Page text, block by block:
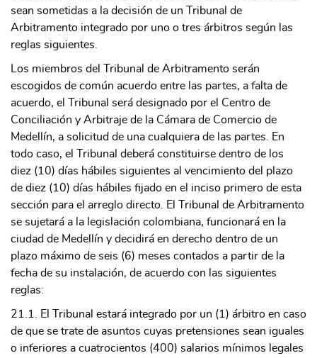
sean sometidas a la decisión de un Tribunal de
Arbitramento integrado por uno o tres árbitros según las
reglas siguientes.
Los miembros del Tribunal de Arbitramento serán
escogidos de común acuerdo entre las partes, a falta de
acuerdo, el Tribunal será designado por el Centro de
Conciliación y Arbitraje de la Cámara de Comercio de
Medellín, a solicitud de una cualquiera de las partes. En
todo caso, el Tribunal deberá constituirse dentro de los
diez (10) días hábiles siguientes al vencimiento del plazo
de diez (10) días hábiles fijado en el inciso primero de esta
sección para el arreglo directo. El Tribunal de Arbitramento
se sujetará a la legislación colombiana, funcionará en la
ciudad de Medellín y decidirá en derecho dentro de un
plazo máximo de seis (6) meses contados a partir de la
fecha de su instalación, de acuerdo con las siguientes
reglas:
21.1. El Tribunal estará integrado por un (1) árbitro en caso
de que se trate de asuntos cuyas pretensiones sean iguales
o inferiores a cuatrocientos (400) salarios mínimos legales